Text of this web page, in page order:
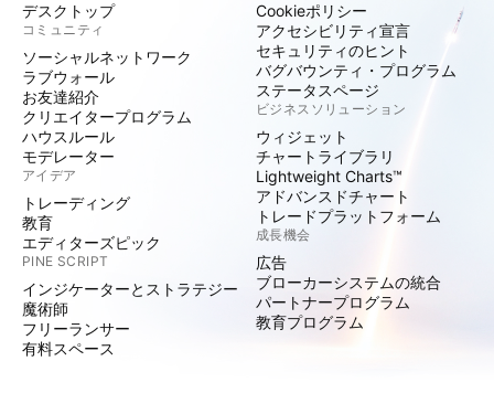
デスクトップ
コミュニティ
ソーシャルネットワーク
ラブウォール
お友達紹介
クリエイタープログラム
ハウスルール
モデレーター
アイデア
トレーディング
教育
エディターズピック
PINE SCRIPT
インジケーターとストラテジー
魔術師
フリーランサー
有料スペース
Cookieポリシー
アクセシビリティ宣言
セキュリティのヒント
バグバウンティ・プログラム
ステータスページ
ビジネスソリューション
ウィジェット
チャートライブラリ
Lightweight Charts™
アドバンスドチャート
トレードプラットフォーム
成長機会
広告
ブローカーシステムの統合
パートナープログラム
教育プログラム